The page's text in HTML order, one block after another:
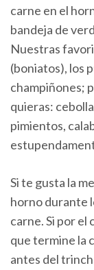
carne en el
bandeja de
Nuestras
(boniatos), los
champiñones;
quieras:
pimientos,
Si te gusta la
horno durante
carne. Si por
que termine la
antes del